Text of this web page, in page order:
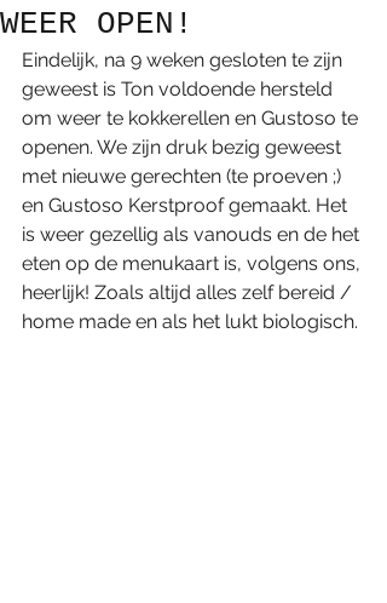
WEER OPEN!
Eindelijk, na 9 weken gesloten te zijn
geweest is Ton voldoende hersteld
om weer te kokkerellen en Gustoso te
openen. We zijn druk bezig geweest
met nieuwe gerechten (te proeven ;)
en Gustoso Kerstproof gemaakt. Het
is weer gezellig als vanouds en de het
eten op de menukaart is, volgens ons,
heerlijk! Zoals altijd alles zelf bereid /
home made en als het lukt biologisch.